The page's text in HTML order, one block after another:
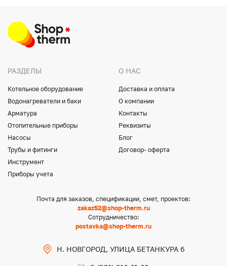
РАЗДЕЛЫ
Котельное оборудование
Водонагреватели и баки
Арматура
Отопительные приборы
Насосы
Трубы и фитинги
Инструмент
Приборы учета
О НАС
Доставка и оплата
О компании
Контакты
Реквизиты
Блог
Договор- оферта
Почта для заказов, спецификации, смет, проектов:
zakaz52@shop-therm.ru
Сотрудничество:
postavka@shop-therm.ru
Н. НОВГОРОД, УЛИЦА БЕТАНКУРА 6